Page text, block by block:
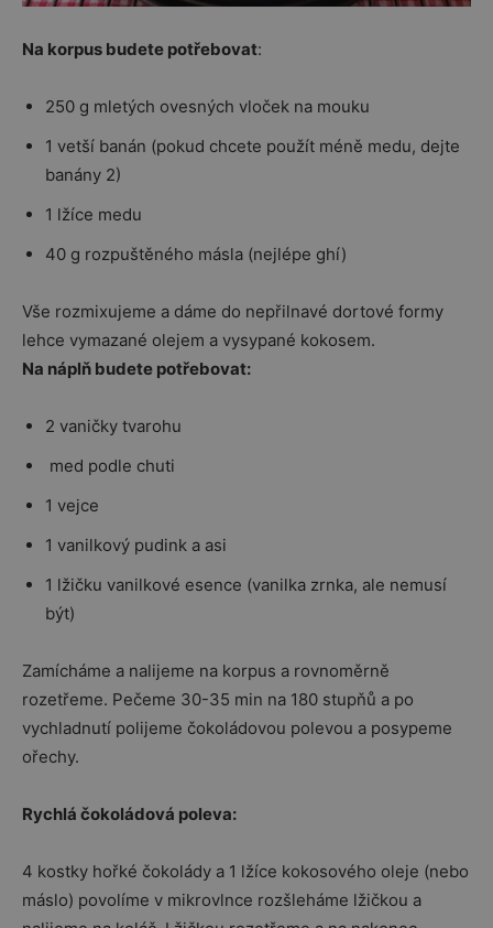
Na korpus budete potřebovat:
250 g mletých ovesných vloček na mouku
1 vetší banán (pokud chcete použít méně medu, dejte
banány 2)
1 lžíce medu
40 g rozpuštěného másla (nejlépe ghí)
Vše rozmixujeme a dáme do nepřilnavé dortové formy
lehce vymazané olejem a vysypané kokosem.
Na náplň budete potřebovat:
2 vaničky tvarohu
med podle chuti
1 vejce
1 vanilkový pudink a asi
1 lžičku vanilkové esence (vanilka zrnka, ale nemusí
být)
Zamícháme a nalijeme na korpus a rovnoměrně
rozetřeme. Pečeme 30-35 min na 180 stupňů a po
vychladnutí polijeme čokoládovou polevou a posypeme
ořechy.
Rychlá čokoládová poleva:
4 kostky hořké čokolády a 1 lžíce kokosového oleje (nebo
máslo) povolíme v mikrovlnce rozšleháme lžičkou a